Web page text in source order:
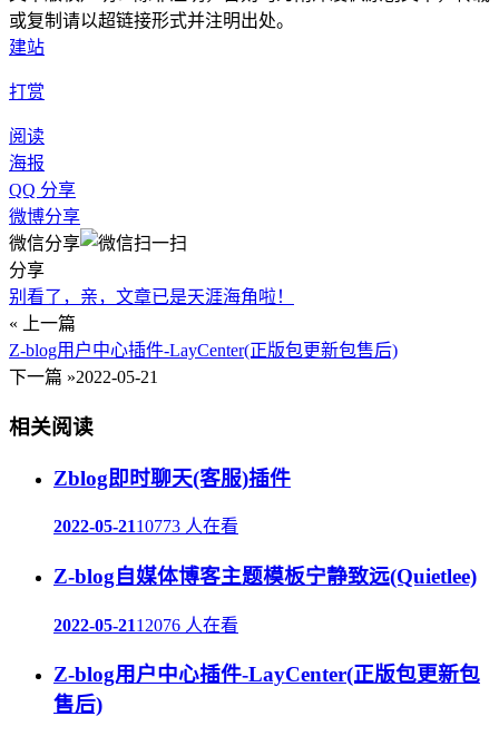
或复制请以超链接形式并注明出处。
建站
打赏
阅读
海报
QQ 分享
微博分享
微信分享
分享
别看了，亲，文章已是天涯海角啦！
« 上一篇
Z-blog用户中心插件-LayCenter(正版包更新包售后)
下一篇 »2022-05-21
相关阅读
Zblog即时聊天(客服)插件
2022-05-2110773 人在看
Z-blog自媒体博客主题模板宁静致远(Quietlee)
2022-05-2112076 人在看
Z-blog用户中心插件-LayCenter(正版包更新包
售后)